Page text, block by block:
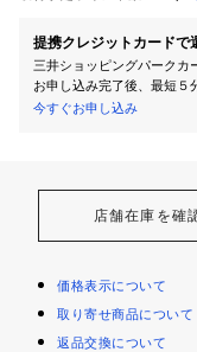
提携クレジットカードで
三井ショッピングパークカ
お申し込み完了後、最短５
今すぐお申し込み
店舗在庫を確
価格表示について
取り寄せ商品について
返品交換について